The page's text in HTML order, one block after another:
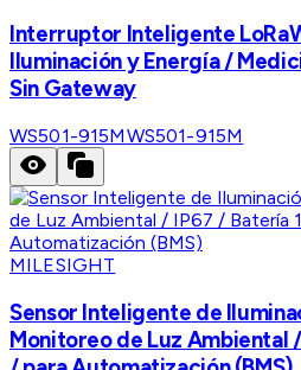
Interruptor Inteligente
Iluminación y Energía /
Sin Gateway
WS501-915MWS501-915M
MILESIGHT
Sensor Inteligente de
Monitoreo de Luz Ambiental